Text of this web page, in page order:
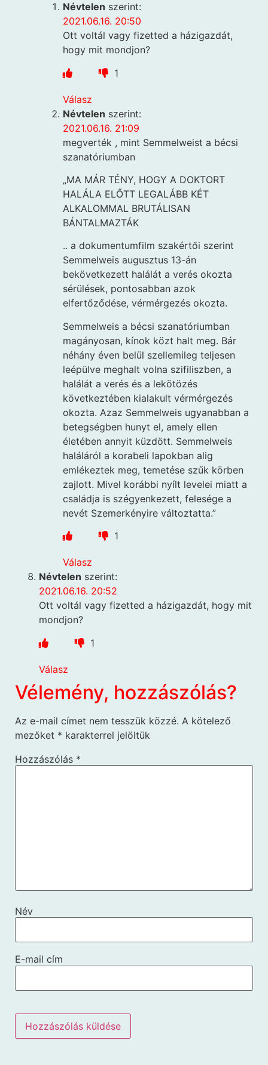
Névtelen szerint:
2021.06.16. 20:50
Ott voltál vagy fizetted a házigazdát,
hogy mit mondjon?
1
Válasz
Névtelen szerint:
2021.06.16. 21:09
megverték , mint Semmelweist a bécsi
szanatóriumban
„MA MÁR TÉNY, HOGY A DOKTORT
HALÁLA ELŐTT LEGALÁBB KÉT
ALKALOMMAL BRUTÁLISAN
BÁNTALMAZTÁK
.. a dokumentumfilm szakértői szerint
Semmelweis augusztus 13-án
bekövetkezett halálát a verés okozta
sérülések, pontosabban azok
elfertőződése, vérmérgezés okozta.
Semmelweis a bécsi szanatóriumban
magányosan, kínok közt halt meg. Bár
néhány éven belül szellemileg teljesen
leépülve meghalt volna szifiliszben, a
halálát a verés és a lekötözés
következtében kialakult vérmérgezés
okozta. Azaz Semmelweis ugyanabban a
betegségben hunyt el, amely ellen
életében annyit küzdött. Semmelweis
haláláról a korabeli lapokban alig
emlékeztek meg, temetése szűk körben
zajlott. Mivel korábbi nyílt levelei miatt a
családja is szégyenkezett, felesége a
nevét Szemerkényire változtatta.”
1
Válasz
Névtelen szerint:
2021.06.16. 20:52
Ott voltál vagy fizetted a házigazdát, hogy mit
mondjon?
1
Válasz
Vélemény, hozzászólás?
Az e-mail címet nem tesszük közzé. A kötelező
mezőket * karakterrel jelöltük
Hozzászólás *
Név
E-mail cím